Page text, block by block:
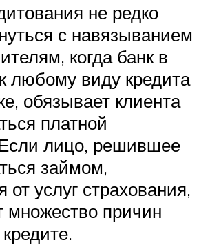
не редко
с навязыванием
когда банк в
любому виду кредита
обязывает клиента
платной
лицо, решившее
займом,
от услуг страхования,
множество причин